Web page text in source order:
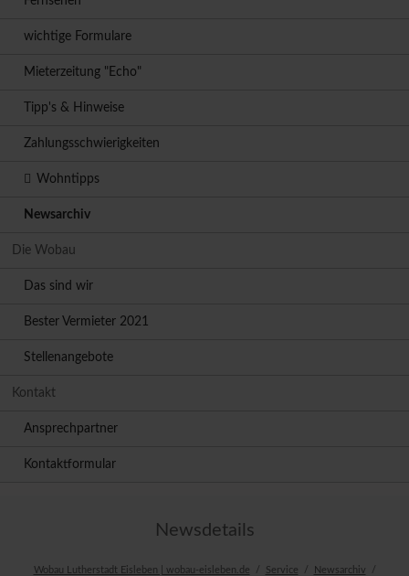
wichtige Formulare
Mieterzeitung "Echo"
Tipp's & Hinweise
Zahlungsschwierigkeiten
Wohntipps
Newsarchiv
Die Wobau
Das sind wir
Bester Vermieter 2021
Stellenangebote
Kontakt
Ansprechpartner
Kontaktformular
Newsdetails
Wobau Lutherstadt Eisleben | wobau-eisleben.de Service
Newsarchiv